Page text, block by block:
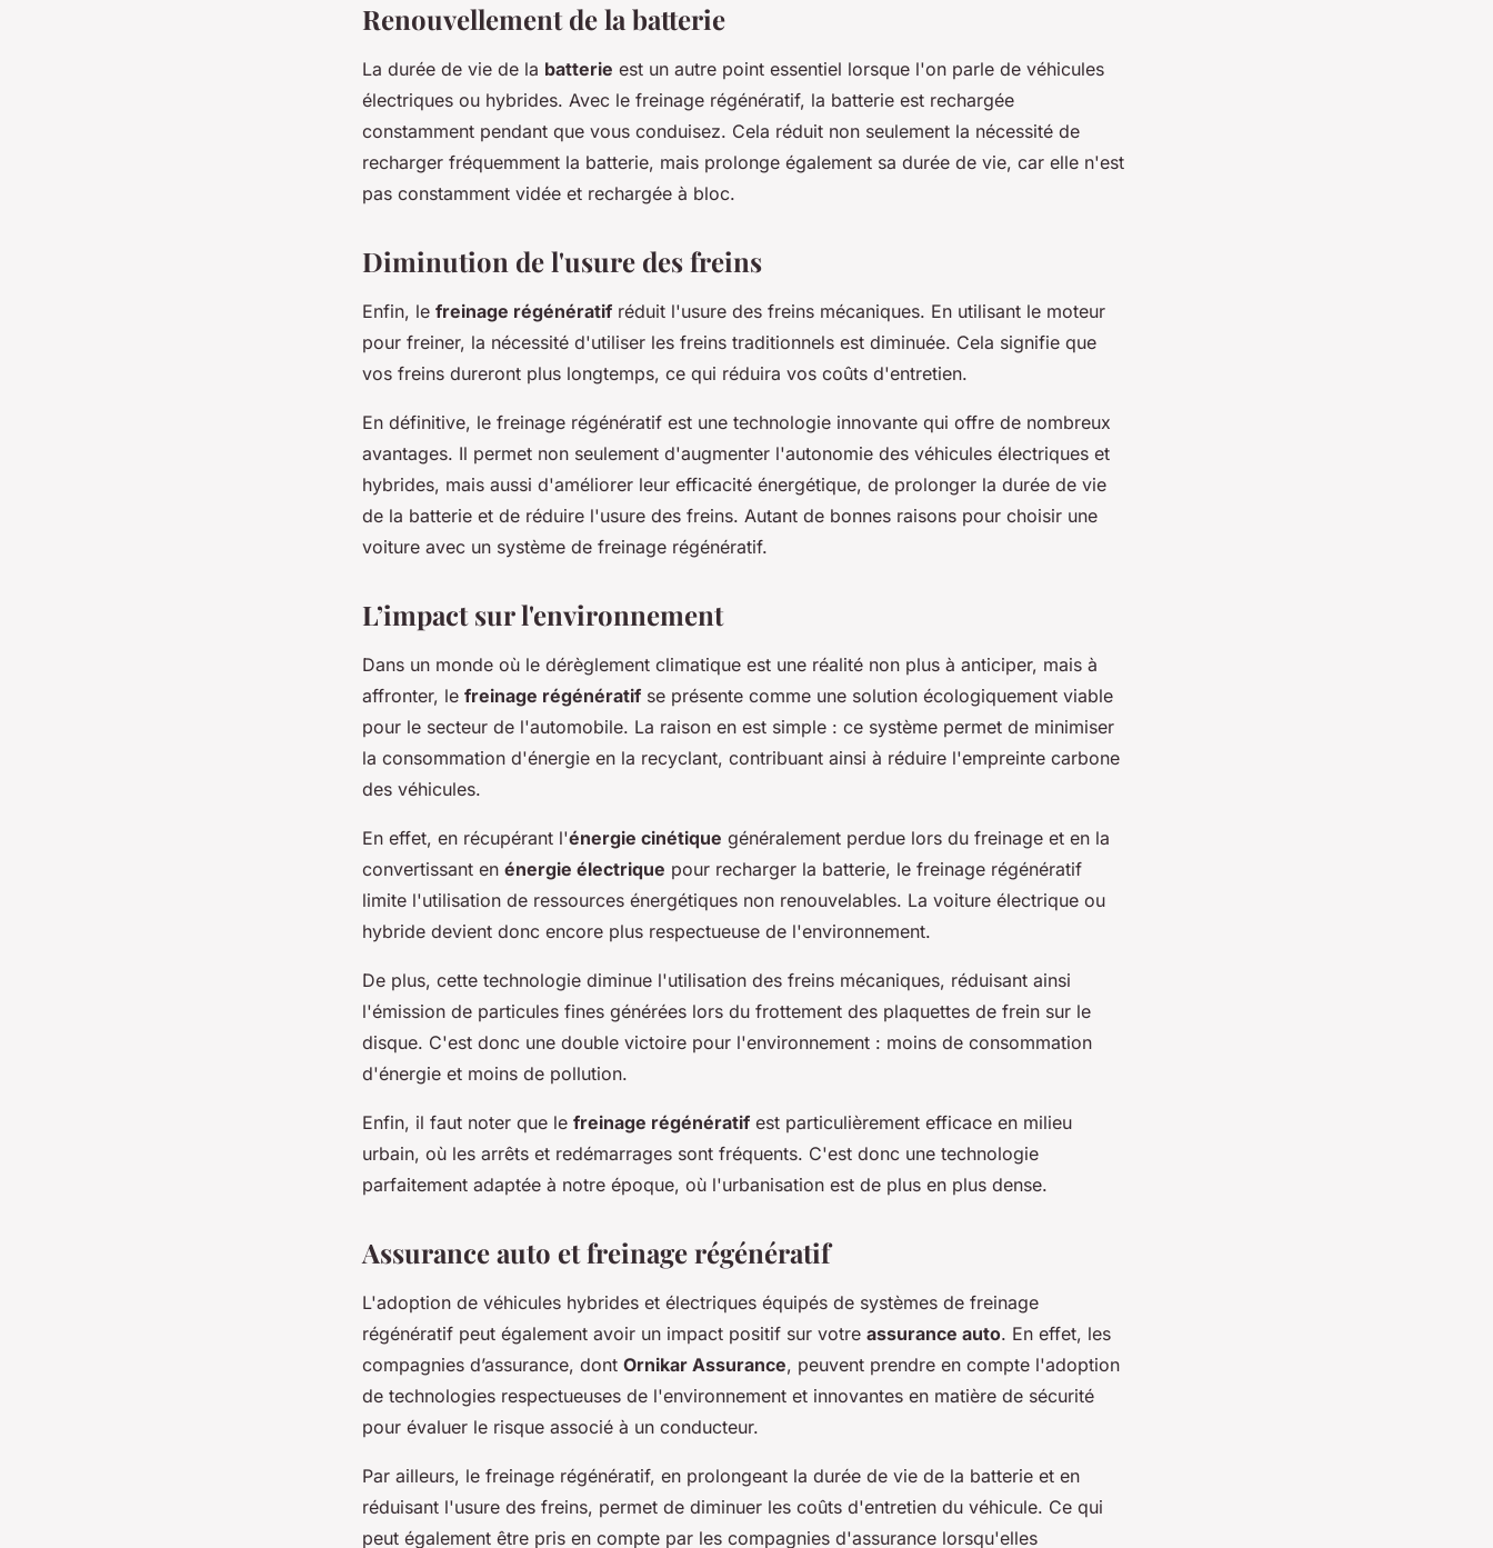
Renouvellement de la batterie
La durée de vie de la batterie est un autre point essentiel lorsque l'on parle de véhicules
électriques ou hybrides. Avec le freinage régénératif, la batterie est rechargée
constamment pendant que vous conduisez. Cela réduit non seulement la nécessité de
recharger fréquemment la batterie, mais prolonge également sa durée de vie, car elle n'est
pas constamment vidée et rechargée à bloc.
Diminution de l'usure des freins
Enfin, le freinage régénératif réduit l'usure des freins mécaniques. En utilisant le moteur
pour freiner, la nécessité d'utiliser les freins traditionnels est diminuée. Cela signifie que
vos freins dureront plus longtemps, ce qui réduira vos coûts d'entretien.
En définitive, le freinage régénératif est une technologie innovante qui offre de nombreux
avantages. Il permet non seulement d'augmenter l'autonomie des véhicules électriques et
hybrides, mais aussi d'améliorer leur efficacité énergétique, de prolonger la durée de vie
de la batterie et de réduire l'usure des freins. Autant de bonnes raisons pour choisir une
voiture avec un système de freinage régénératif.
L’impact sur l'environnement
Dans un monde où le dérèglement climatique est une réalité non plus à anticiper, mais à
affronter, le freinage régénératif se présente comme une solution écologiquement viable
pour le secteur de l'automobile. La raison en est simple : ce système permet de minimiser
la consommation d'énergie en la recyclant, contribuant ainsi à réduire l'empreinte carbone
des véhicules.
En effet, en récupérant l'énergie cinétique généralement perdue lors du freinage et en la
convertissant en énergie électrique pour recharger la batterie, le freinage régénératif
limite l'utilisation de ressources énergétiques non renouvelables. La voiture électrique ou
hybride devient donc encore plus respectueuse de l'environnement.
De plus, cette technologie diminue l'utilisation des freins mécaniques, réduisant ainsi
l'émission de particules fines générées lors du frottement des plaquettes de frein sur le
disque. C'est donc une double victoire pour l'environnement : moins de consommation
d'énergie et moins de pollution.
Enfin, il faut noter que le freinage régénératif est particulièrement efficace en milieu
urbain, où les arrêts et redémarrages sont fréquents. C'est donc une technologie
parfaitement adaptée à notre époque, où l'urbanisation est de plus en plus dense.
Assurance auto et freinage régénératif
L'adoption de véhicules hybrides et électriques équipés de systèmes de freinage
régénératif peut également avoir un impact positif sur votre assurance auto. En effet, les
compagnies d’assurance, dont Ornikar Assurance, peuvent prendre en compte l'adoption
de technologies respectueuses de l'environnement et innovantes en matière de sécurité
pour évaluer le risque associé à un conducteur.
Par ailleurs, le freinage régénératif, en prolongeant la durée de vie de la batterie et en
réduisant l'usure des freins, permet de diminuer les coûts d'entretien du véhicule. Ce qui
peut également être pris en compte par les compagnies d'assurance lorsqu'elles